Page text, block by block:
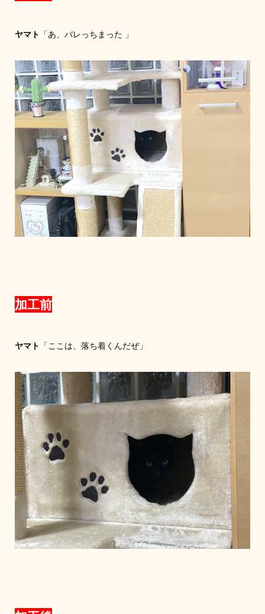
ヤマト 「あ、バレっちまった 」
加工前
ヤマト 「ここは、落ち着くんだぜ」